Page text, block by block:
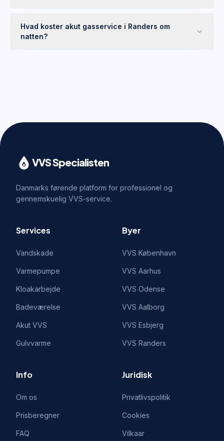
Hvad koster akut gasservice i Randers om
natten?
VVS Specialisten
Danmarks førende platform for professionel og
gennemskuelig VVS-service.
Services
Vandskade
Varmepumpe
Kloakarbejde
Badeværelse
Akut VVS
Gulvvarme
Byer
VVS København
VVS Aarhus
VVS Odense
VVS Aalborg
VVS Esbjerg
VVS Randers
Info
Om os
Prisberegner
FAQ
Juridisk
Privatlivspolitik
Cookies
Vilkaar